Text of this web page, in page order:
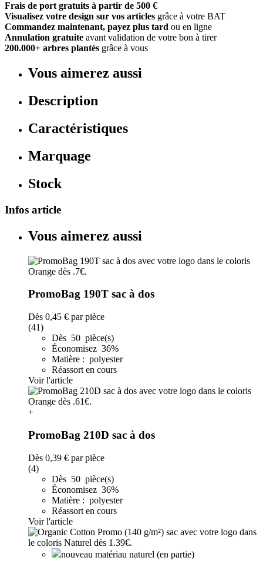
Frais de port gratuits à partir de 500 €
Visualisez votre design sur vos articles grâce à votre BAT
Commandez maintenant, payez plus tard ou en ligne
Annulation gratuite avant validation de votre bon à tirer
200.000+ arbres plantés grâce à vous
Vous aimerez aussi
Description
Caractéristiques
Marquage
Stock
Infos article
Vous aimerez aussi
PromoBag 190T sac à dos
Dès 0,45 € par pièce
(41)
Dès 50 pièce(s)
Économisez 36%
Matière : polyester
Réassort en cours
Voir l'article
+
PromoBag 210D sac à dos
Dès 0,39 € par pièce
(4)
Dès 50 pièce(s)
Économisez 36%
Matière : polyester
Réassort en cours
Voir l'article
nouveau matériau naturel (en partie)